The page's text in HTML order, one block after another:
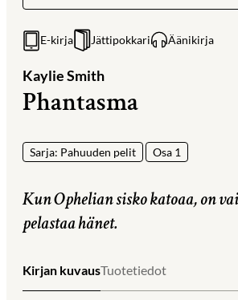
E-kirja Jättipokkari Äänikirja
Kaylie Smith
Phantasma
Sarja: Pahuuden pelit Osa 1
Kun Ophelian sisko katoaa, on
pelastaa hänet.
Kirjan kuvausTuotetiedot